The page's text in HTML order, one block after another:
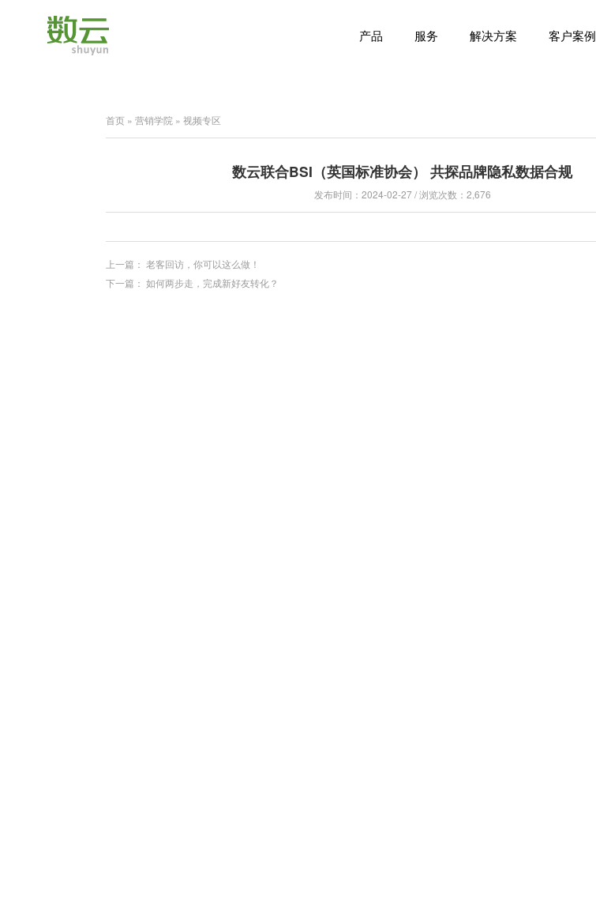
产品 服务 解决方案 客户案例
首页 »营销学院 »视频专区
数云联合BSI（英国标准协会） 共探品牌隐私数据合规
发布时间：2024-02-27 / 浏览次数：2,676
上一篇： 老客回访，你可以这么做！
下一篇：如何两步走，完成新好友转化？